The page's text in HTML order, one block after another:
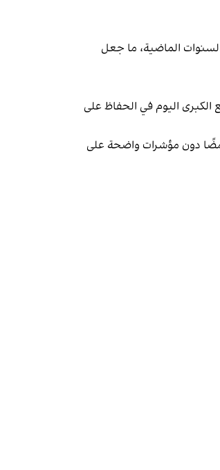
الماضية، ما جعل
اليوم في الحفاظ على
دون مؤشرات واضحة على